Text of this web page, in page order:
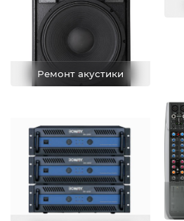
Ремонт акустики